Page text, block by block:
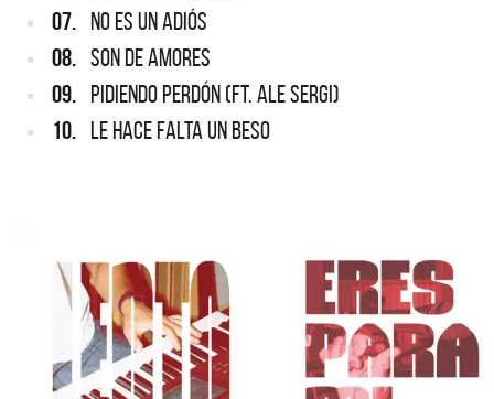
07. NO ES UN ADIÓS
08. SON DE AMORES
09. PIDIENDO PERDÓN (FT. ALE SERGI)
10. LE HACE FALTA UN BESO